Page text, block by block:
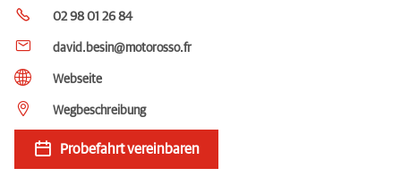
02 98 01 26 84
david.besin@motorosso.fr
Webseite
Wegbeschreibung
Probefahrt vereinbaren